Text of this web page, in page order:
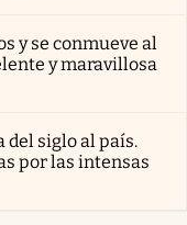
y se conmueve al
y maravillosa
del siglo al país.
por las intensas